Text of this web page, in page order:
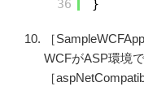
36 }
［
WCFがASP環境
［